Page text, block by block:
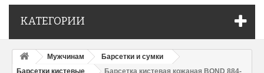
КАТЕГОРИИ
Мужчинам
Барсетки и сумки